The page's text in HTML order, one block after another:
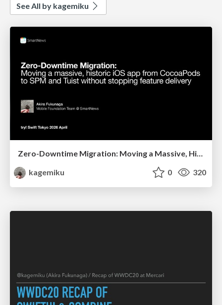
See All by kagemiku
Zero-Downtime Migration: Moving a Massive, Historic iOS App from CocoaPods to SPM and Tuist without Stopping Feature Delivery
kagemiku
0 320